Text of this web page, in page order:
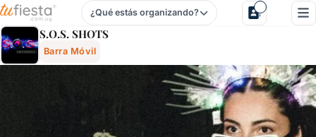
S.o.s. Shots - Barra Móvil Para Fiestas Y Eventos En
¿Qué estás organizando?
S.O.S. SHOTS
Barra Móvil